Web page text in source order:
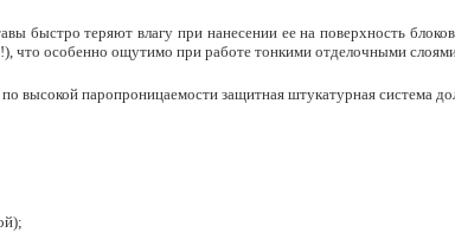
быстро теряют влагу при нанесении ее на поверхность
что особенно ощутимо при работе тонкими отделочными
высокой паропроницаемости защитная штукатурная система